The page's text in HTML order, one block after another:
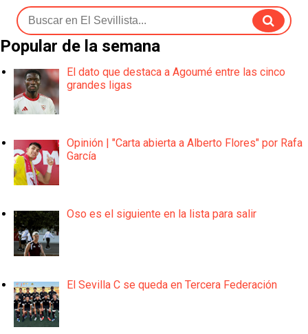
Popular de la semana
El dato que destaca a Agoumé entre las cinco
grandes ligas
Opinión | "Carta abierta a Alberto Flores" por Rafa
García
Oso es el siguiente en la lista para salir
El Sevilla C se queda en Tercera Federación